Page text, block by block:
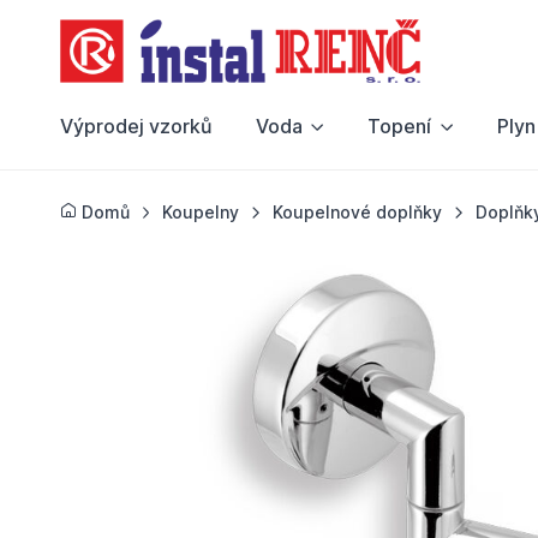
Výprodej vzorků Voda Topení Plyn
Domů Koupelny Koupelnové doplňky